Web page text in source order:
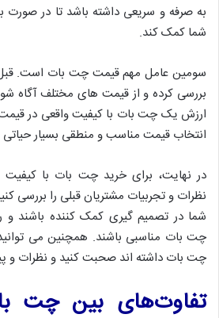
به صرفه و سریعی داشته باشد تا در صورت
شما کمک کند.
سومین عامل مهم قیمت چت بات است. قبل
بررسی کرده و از قیمت های مختلف آگاه
ارزش یک چت بات با کیفیت واقعی در قیمت
انتخاب قیمت مناسب و منطقی بسیار
در نهایت، برای خرید چت بات با کیفیت
نظرات و تجربیات مشتریان قبلی را بررسی
شما در تصمیم گیری کمک کننده باشند و
چت بات مناسبی باشند. همچنین می
چت بات داشته اند صحبت کنید و نظرات و
تفاوت‌های بین چت